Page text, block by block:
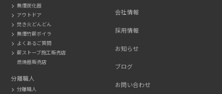
無煙炭化器
アウトドア
焚き火どんどん
無煙竹薪ボイラ
よくあるご質問
薪ストーブ施工販売店
燃焼器販売店
分離職人
分離職人
会社情報
採用情報
お知らせ
ブログ
お問い合わせ